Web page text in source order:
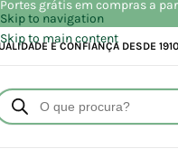
Skip to navigation
Skip to main content
E CONFIANÇA DESDE 1910
Portes grátis em compras a